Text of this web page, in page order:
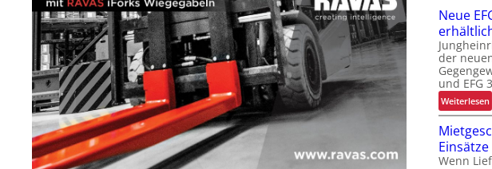
r
l
e
t
r
e
s
s
e
r
t
e
s
Neue
der
und EFG
Weiterlesen:
e
u
Einsätze
Wenn